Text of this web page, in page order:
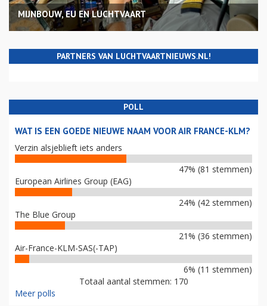
MIJNBOUW, EU EN LUCHTVAART
PARTNERS VAN LUCHTVAARTNIEUWS.NL!
POLL
WAT IS EEN GOEDE NIEUWE NAAM VOOR AIR FRANCE-KLM?
Verzin alsjeblieft iets anders
47% (81 stemmen)
European Airlines Group (EAG)
24% (42 stemmen)
The Blue Group
21% (36 stemmen)
Air-France-KLM-SAS(-TAP)
6% (11 stemmen)
Totaal aantal stemmen: 170
Meer polls